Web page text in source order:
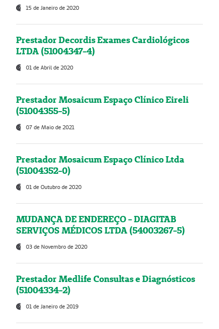
15 de Janeiro de 2020
Prestador Decordis Exames Cardiológicos
LTDA (51004347-4)
01 de Abril de 2020
Prestador Mosaicum Espaço Clínico Eireli
(51004355-5)
07 de Maio de 2021
Prestador Mosaicum Espaço Clínico Ltda
(51004352-0)
01 de Outubro de 2020
MUDANÇA DE ENDEREÇO - DIAGITAB
SERVIÇOS MÉDICOS LTDA (54003267-5)
03 de Novembro de 2020
Prestador Medlife Consultas e Diagnósticos
(51004334-2)
01 de Janeiro de 2019